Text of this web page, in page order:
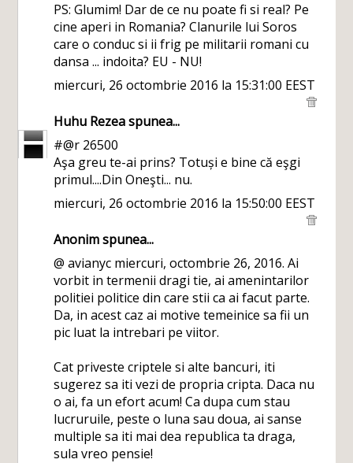
PS: Glumim! Dar de ce nu poate fi si real? Pe
cine aperi in Romania? Clanurile lui Soros
care o conduc si ii frig pe militarii romani cu
dansa ... indoita? EU - NU!
miercuri, 26 octombrie 2016 la 15:31:00 EEST
Huhu Rezeaspunea...
#@r 26500
Aşa greu te-ai prins? Totuși e bine că eşgi
primul....Din Oneşti... nu.
miercuri, 26 octombrie 2016 la 15:50:00 EEST
Anonim spunea...
@ avianyc miercuri, octombrie 26, 2016. Ai
vorbit in termenii dragi tie, ai amenintarilor
politiei politice din care stii ca ai facut parte.
Da, in acest caz ai motive temeinice sa fii un
pic luat la intrebari pe viitor.
Cat priveste criptele si alte bancuri, iti
sugerez sa iti vezi de propria cripta. Daca nu
o ai, fa un efort acum! Ca dupa cum stau
lucruruile, peste o luna sau doua, ai sanse
multiple sa iti mai dea republica ta draga,
sula vreo pensie!